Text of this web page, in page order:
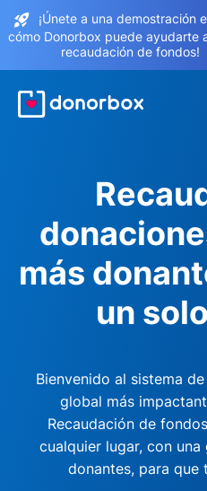
¡Únete a una demostración
cómo Donorbox puede ayudarte
recaudación de fondos!
más
un
Bienvenido al sistema
global más
Recaudación de
cualquier lugar, con
donantes, para que